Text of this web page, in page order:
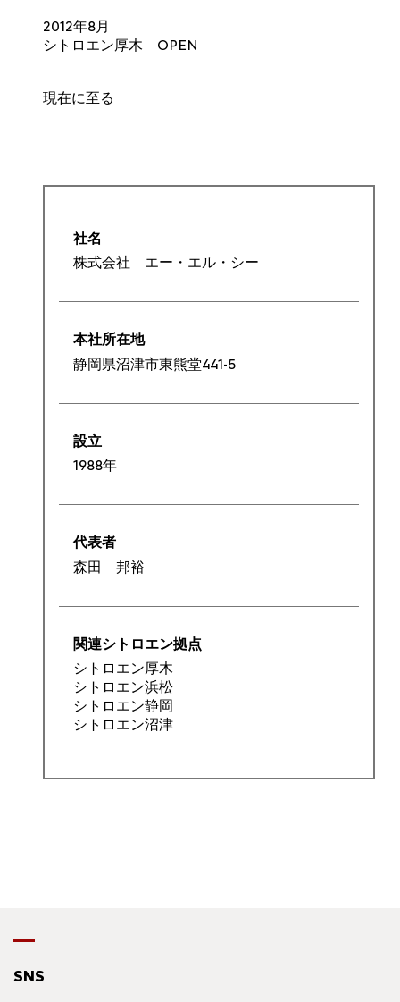
2012年8月
シトロエン厚木 OPEN
現在に至る
社名
株式会社 エー・エル・シー
本社所在地
静岡県沼津市東熊堂441-5
設立
1988年
代表者
森田 邦裕
関連シトロエン拠点
シトロエン厚木
シトロエン浜松
シトロエン静岡
シトロエン沼津
SNS